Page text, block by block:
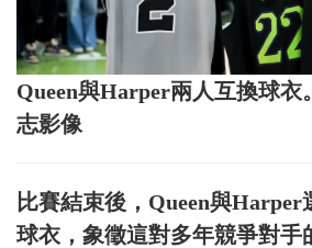
Queen與Harper兩人互換球衣
志影像
比賽結束後，Queen與Harper
球衣，象徵這對多年競爭對手